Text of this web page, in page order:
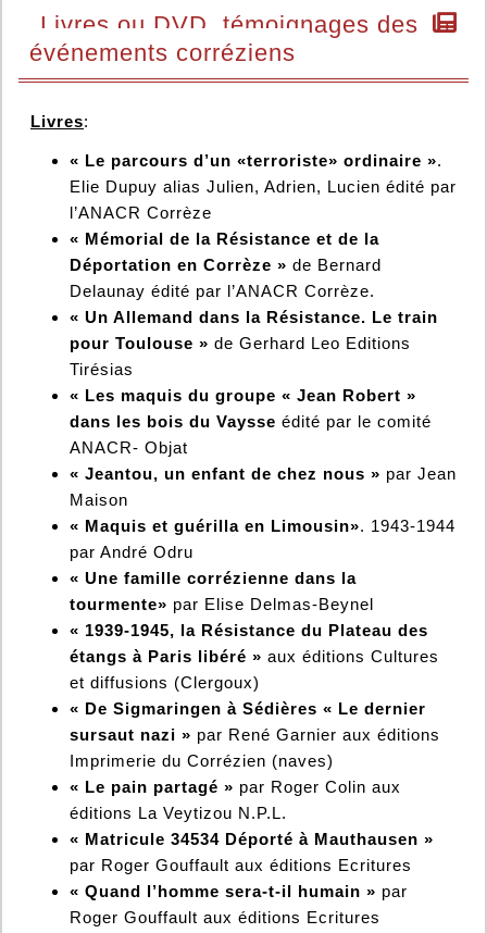
Livres ou DVD, témoignages des
événements corréziens
Livres:
« Le parcours d’un «terroriste» ordinaire ».
Elie Dupuy alias Julien, Adrien, Lucien édité par
l’ANACR Corrèze
« Mémorial de la Résistance et de la
Déportation en Corrèze » de Bernard
Delaunay édité par l’ANACR Corrèze.
« Un Allemand dans la Résistance. Le train
pour Toulouse » de Gerhard Leo Editions
Tirésias
« Les maquis du groupe « Jean Robert »
dans les bois du Vaysse édité par le comité
ANACR- Objat
« Jeantou, un enfant de chez nous » par Jean
Maison
« Maquis et guérilla en Limousin». 1943-1944
par André Odru
« Une famille corrézienne dans la
tourmente» par Elise Delmas-Beynel
« 1939-1945, la Résistance du Plateau des
étangs à Paris libéré » aux éditions Cultures
et diffusions (Clergoux)
« De Sigmaringen à Sédières « Le dernier
sursaut nazi » par René Garnier aux éditions
Imprimerie du Corrézien (naves)
« Le pain partagé » par Roger Colin aux
éditions La Veytizou N.P.L.
« Matricule 34534 Déporté à Mauthausen »
par Roger Gouffault aux éditions Ecritures
« Quand l’homme sera-t-il humain » par
Roger Gouffault aux éditions Ecritures